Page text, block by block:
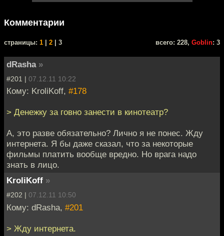
Комментарии
cтраницы: 1 2 | 3 всего: 228, Goblin: 3
dRasha »
#201 | 07.12.11 10:22
Кому: KroliKoff, #178
> Денежку за говно занести в кинотеатр?
А, это разве обязательно? Лично я не понес. Жду
интернета. Я бы даже сказал, что за некоторые
фильмы платить вообще вредно. Но врага надо
знать в лицо.
KroliKoff »
#202 | 07.12.11 10:50
Кому: dRasha, #201
> Жду интернета.